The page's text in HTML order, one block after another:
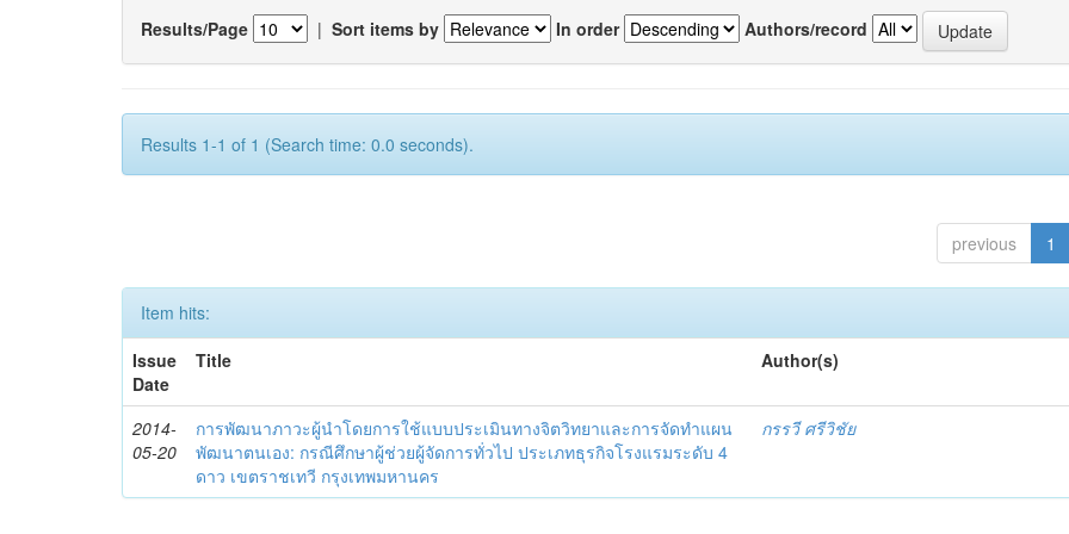
Results/Page | Sort items by In order Authors/record
Results 1-1 of 1 (Search time: 0.0 seconds).
previous 1
Item hits:
Issue
Date
Title Author(s)
2014-
05-20
การพัฒนาภาวะผู้นำโดยการใช้แบบประเมินทางจิตวิทยาและการจัดทำแผน
พัฒนาตนเอง: กรณีศึกษาผู้ช่วยผู้จัดการทั่วไป ประเภทธุรกิจโรงแรมระดับ 4
ดาว เขตราชเทวี กรุงเทพมหานคร
กรรวี ศรีวิชัย